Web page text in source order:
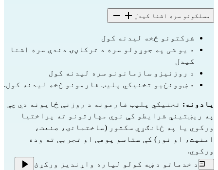
مسلکونو سره اشنا کیدل
شرکتونو څخه لیدنه کول
کیدل
د روزنیزو سازمانونو سره لیدنه کول
د ښوونځیو تخنیکي پلیټ فارمونو څخه لیدنه کول.
یادونه:
ورکوي.
د خدماتو د ښه کولو لپاره واړندیز ورکړئ